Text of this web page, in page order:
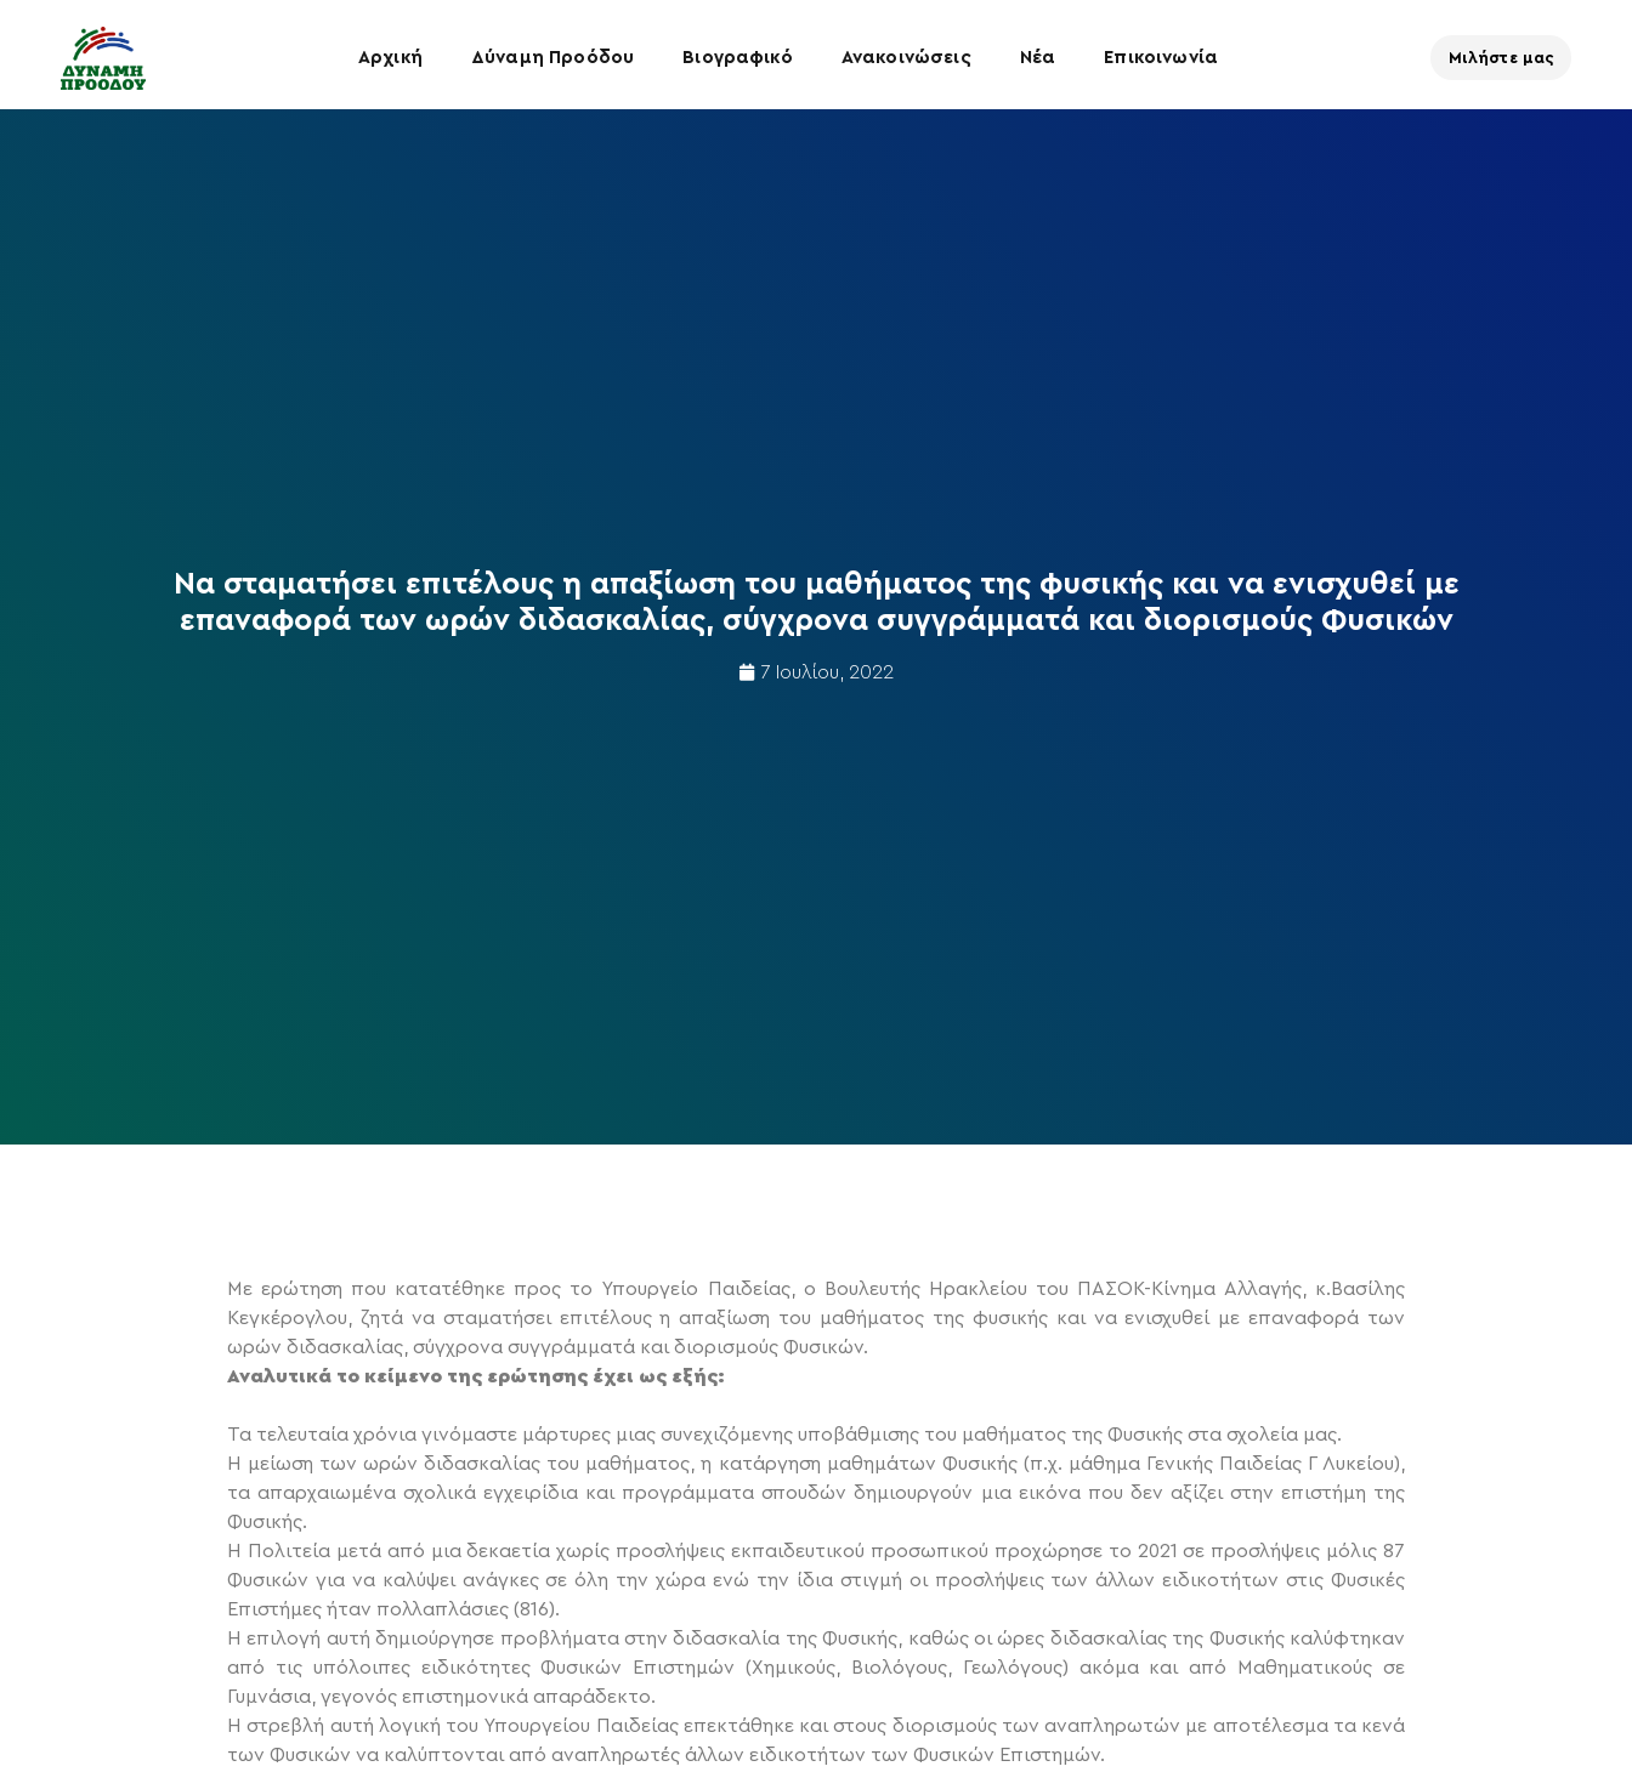
Αρχική Δύναμη Προόδου Βιογραφικό Ανακοινώσεις Νέα Επικοινωνία Μιλήστε μας
Να σταματήσει επιτέλους η απαξίωση του μαθήματος της φυσικής και να ενισχυθεί με
επαναφορά των ωρών διδασκαλίας, σύγχρονα συγγράμματά και διορισμούς Φυσικών
7 Ιουλίου, 2022
Mε ερώτηση που κατατέθηκε προς το Υπουργείο Παιδείας, ο Βουλευτής Ηρακλείου του ΠΑΣΟΚ-Κίνημα Αλλαγής, κ.Βασίλης
Κεγκέρογλου, ζητά να σταματήσει επιτέλους η απαξίωση του μαθήματος της φυσικής και να ενισχυθεί με επαναφορά των
ωρών διδασκαλίας, σύγχρονα συγγράμματά και διορισμούς Φυσικών.
Αναλυτικά το κείμενο της ερώτησης έχει ως εξής:
Τα τελευταία χρόνια γινόμαστε μάρτυρες μιας συνεχιζόμενης υποβάθμισης του μαθήματος της Φυσικής στα σχολεία μας.
Η μείωση των ωρών διδασκαλίας του μαθήματος, η κατάργηση μαθημάτων Φυσικής (π.χ. μάθημα Γενικής Παιδείας Γ Λυκείου),
τα απαρχαιωμένα σχολικά εγχειρίδια και προγράμματα σπουδών δημιουργούν μια εικόνα που δεν αξίζει στην επιστήμη της
Φυσικής.
Η Πολιτεία μετά από μια δεκαετία χωρίς προσλήψεις εκπαιδευτικού προσωπικού προχώρησε το 2021 σε προσλήψεις μόλις 87
Φυσικών για να καλύψει ανάγκες σε όλη την χώρα ενώ την ίδια στιγμή οι προσλήψεις των άλλων ειδικοτήτων στις Φυσικές
Επιστήμες ήταν πολλαπλάσιες (816).
Η επιλογή αυτή δημιούργησε προβλήματα στην διδασκαλία της Φυσικής, καθώς οι ώρες διδασκαλίας της Φυσικής καλύφτηκαν
από τις υπόλοιπες ειδικότητες Φυσικών Επιστημών (Χημικούς, Βιολόγους, Γεωλόγους) ακόμα και από Μαθηματικούς σε
Γυμνάσια, γεγονός επιστημονικά απαράδεκτο.
Η στρεβλή αυτή λογική του Υπουργείου Παιδείας επεκτάθηκε και στους διορισμούς των αναπληρωτών με αποτέλεσμα τα κενά
των Φυσικών να καλύπτονται από αναπληρωτές άλλων ειδικοτήτων των Φυσικών Επιστημών.